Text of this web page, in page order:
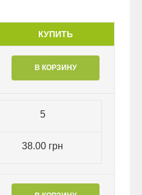
КУПИТЬ
5
38.00 грн